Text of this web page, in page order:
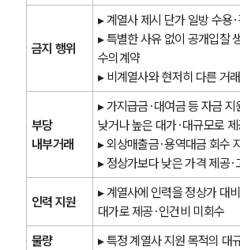
금지 행위
▸ 계열사 제시 단가 일방 수용
▸ 특별한 사유 없이 공개입찰
수의계약
▸ 비계열사와 현저히 다른 거
부당
내부거래
▸ 가지급금·대여금 등 자금
낮거나 높은 대가·대규모로
▸ 외상매출금·용역대금 회수
▸ 정상가보다 낮은 가격 제공·
인력 지원
▸ 계열사에 인력을 정상가 대
대가로 제공·인건비 미회수
물량
▸ 특정 계열사 지원 목적의 대